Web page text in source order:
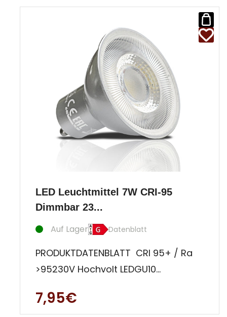
LED Leuchtmittel 7W CRI-95
Dimmbar 23...
Auf Lager Datenblatt
PRODUKTDATENBLATT CRI 95+ / Ra
>95230V Hochvolt LEDGU10
Durchmesser)7
7,95€